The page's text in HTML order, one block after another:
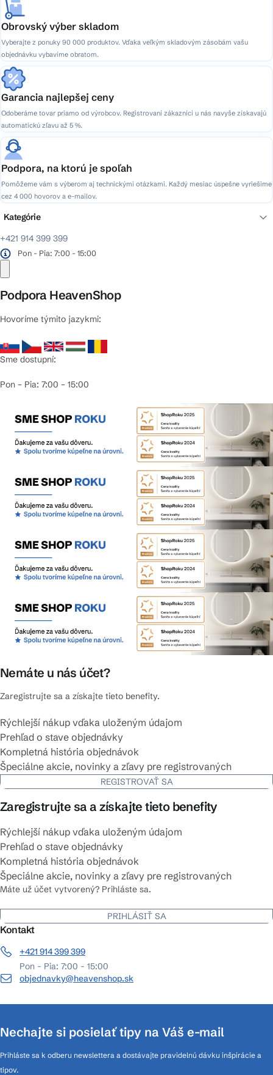
Obrovský výber skladom
Vyberajte z ponuky 90 000 produktov. Vďaka veľkým skladovým zásobám vašu
objednávku vybavíme obratom.
Garancia najlepšej ceny
Odoberáme tovar priamo od výrobcov. Registrovaní zákazníci u nás navyše získavajú
automatickú zľavu až 5 %.
Podpora, na ktorú je spoľah
Pomôžeme vám s výberom aj technickými otázkami. Každý mesiac úspešne vyriešime
cez 4 000 hovorov a e-mailov.
+421 914 399 399
Pon - Pia: 7:00 - 15:00
Podpora HeavenShop
Hovoríme týmito jazykmi:
Sme dostupní:
Pon – Pia: 7:00 – 15:00
Nemáte u nás účet?
Zaregistrujte sa a získajte tieto benefity.
Rýchlejší nákup vďaka uloženým údajom
Prehľad o stave objednávky
Kompletná história objednávok
Špeciálne akcie, novinky a zľavy pre registrovaných
REGISTROVAŤ SA
Zaregistrujte sa a získajte tieto benefity
Rýchlejší nákup vďaka uloženým údajom
Prehľad o stave objednávky
Kompletná história objednávok
Špeciálne akcie, novinky a zľavy pre registrovaných
Máte už účet vytvorený? Prihláste sa.
PRIHLÁSIŤ SA
Kontakt
+421 914 399 399
Pon - Pia: 7:00 - 15:00
objednavky@heavenshop.sk
Nechajte si posielať tipy na Váš e-mail
Prihláste sa k odberu newslettera a dostávajte pravidelnú dávku inšpirácie a
tipov.
Kategórie